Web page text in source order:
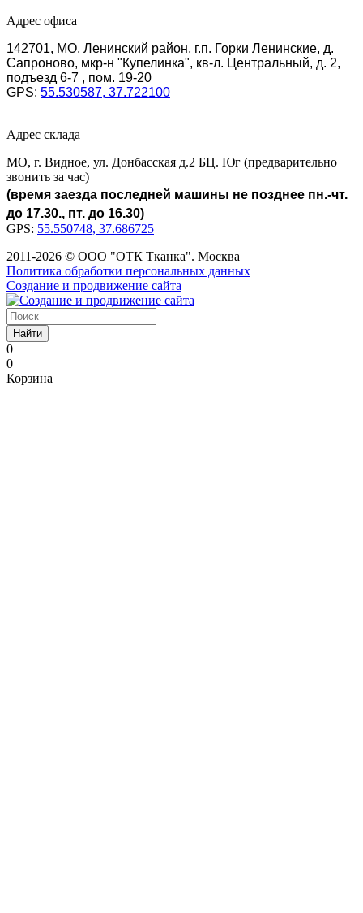
Адрес офиса
142701, МО, Ленинский район, г.п. Горки Ленинские, д.
Сапроново, мкр-н "Купелинка", кв-л. Центральный, д. 2,
подъезд 6-7 , пом. 19-20
GPS: 55.530587, 37.722100
Адрес склада
МО, г. Видное, ул. Донбасская д.2 БЦ. Юг (предварительно
звонить за час)
(время заезда последней машины не позднее пн.-чт.
до 17.30., пт. до 16.30)
GPS: 55.550748, 37.686725
2011-2026 © ООО "ОТК Тканка". Москва
Политика обработки персональных данных
Создание и продвижение сайта
Найти
0
0
Корзина